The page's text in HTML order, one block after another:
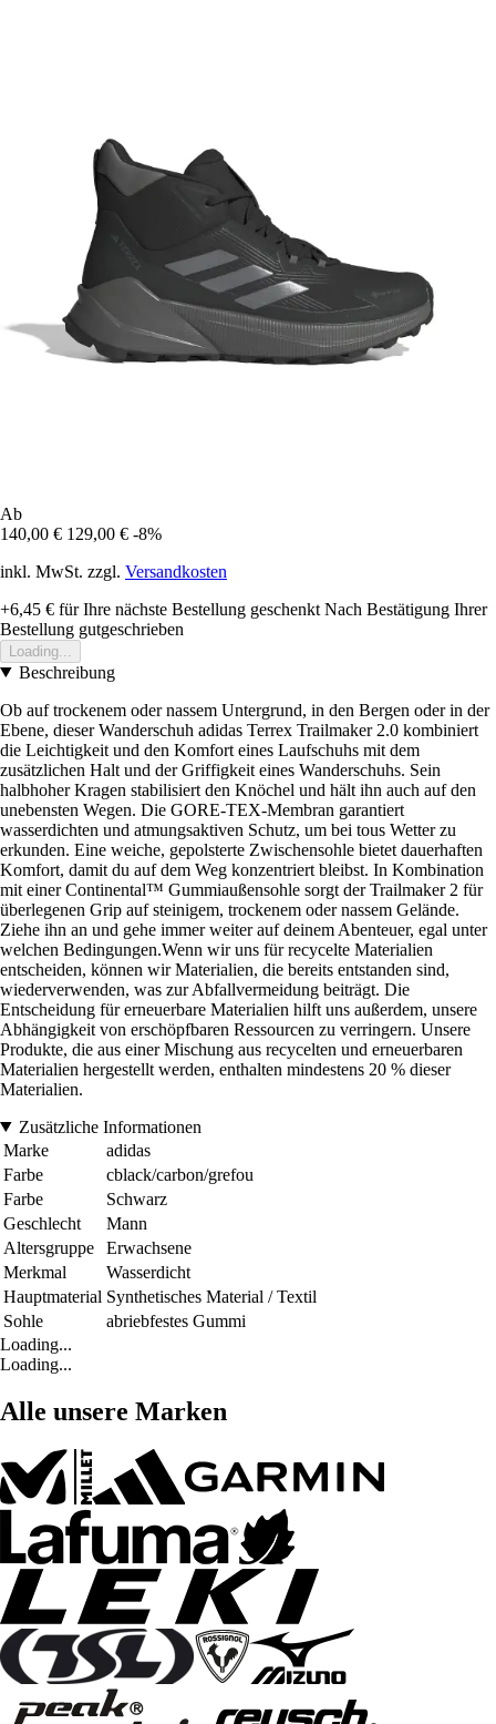
Ab
140,00 € 129,00 € -8%
inkl. MwSt. zzgl. Versandkosten
+6,45 € für Ihre nächste Bestellung geschenkt Nach Bestätigung Ihrer
Bestellung gutgeschrieben
Loading...
Beschreibung
Ob auf trockenem oder nassem Untergrund, in den Bergen oder in der
Ebene, dieser Wanderschuh adidas Terrex Trailmaker 2.0 kombiniert
die Leichtigkeit und den Komfort eines Laufschuhs mit dem
zusätzlichen Halt und der Griffigkeit eines Wanderschuhs. Sein
halbhoher Kragen stabilisiert den Knöchel und hält ihn auch auf den
unebensten Wegen. Die GORE-TEX-Membran garantiert
wasserdichten und atmungsaktiven Schutz, um bei tous Wetter zu
erkunden. Eine weiche, gepolsterte Zwischensohle bietet dauerhaften
Komfort, damit du auf dem Weg konzentriert bleibst. In Kombination
mit einer Continental™ Gummiaußensohle sorgt der Trailmaker 2 für
überlegenen Grip auf steinigem, trockenem oder nassem Gelände.
Ziehe ihn an und gehe immer weiter auf deinem Abenteuer, egal unter
welchen Bedingungen.Wenn wir uns für recycelte Materialien
entscheiden, können wir Materialien, die bereits entstanden sind,
wiederverwenden, was zur Abfallvermeidung beiträgt. Die
Entscheidung für erneuerbare Materialien hilft uns außerdem, unsere
Abhängigkeit von erschöpfbaren Ressourcen zu verringern. Unsere
Produkte, die aus einer Mischung aus recycelten und erneuerbaren
Materialien hergestellt werden, enthalten mindestens 20 % dieser
Materialien.
Zusätzliche Informationen
Marke
adidas
Farbe
cblack/carbon/grefou
Farbe
Schwarz
Geschlecht
Mann
Altersgruppe
Erwachsene
Merkmal
Wasserdicht
Hauptmaterial Synthetisches Material / Textil
Sohle
abriebfestes Gummi
Loading...
Loading...
Alle unsere Marken